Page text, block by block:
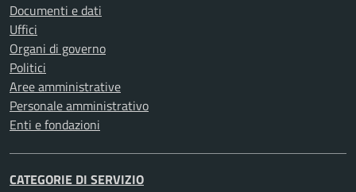
Documenti e dati
Uffici
Organi di governo
Politici
Aree amministrative
Personale amministrativo
Enti e fondazioni
CATEGORIE DI SERVIZIO